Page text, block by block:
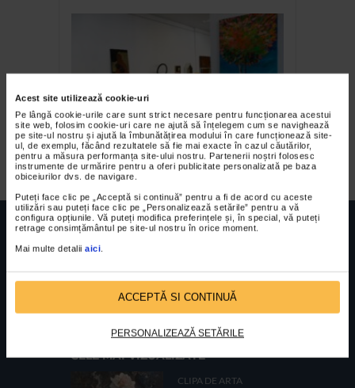
Acest site utilizează cookie-uri
Pe lângă cookie-urile care sunt strict necesare pentru funcționarea acestui
site web, folosim cookie-uri care ne ajută să înțelegem cum se navighează
pe site-ul nostru și ajută la îmbunătățirea modului în care funcționează site-
ul, de exemplu, făcând rezultatele să fie mai exacte în cazul căutărilor,
pentru a măsura performanța site-ului nostru. Partenerii noștri folosesc
instrumente de urmărire pentru a oferi publicitate personalizată pe baza
obiceiurilor dvs. de navigare.
Puteți face clic pe „Acceptă si continuă” pentru a fi de acord cu aceste
utilizări sau puteți face clic pe „Personalizează setările” pentru a vă
configura opțiunile. Vă puteți modifica preferințele și, în special, vă puteți
retrage consimțământul pe site-ul nostru în orice moment.
Mai multe detalii aici
ACCEPTĂ SI CONTINUĂ
PERSONALIZEAZĂ SETĂRILE
Expozitia Ambient Obiect 4
FUNDATIA FILDAS ARTNr inreg registrul special: 4 PJ/ 29.01.2013
Cod fiscal: 9164384Sediu social: Str. Delfinului, Nr. 6, parter Bl. 42,
CELE MAI VIZUALIZATE
CLIPA DE ARTA